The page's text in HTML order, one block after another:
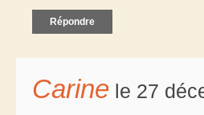
Répondre
Carine le 27